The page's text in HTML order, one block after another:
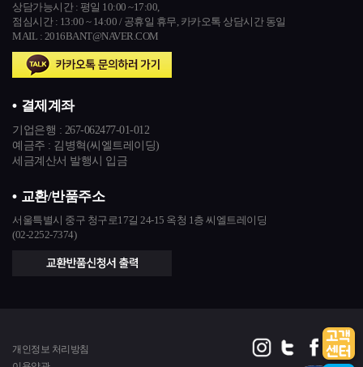
상담가능시간 : 평일 10:00 ~17:00,
점심시간 : 13:00 ~ 14:00 / 공휴일 휴무, 카카오톡 상담시간 동일
MAIL : 2016BANT@NAVER.COM
결제계좌
기업은행 : 267-062477-01-012
예금주 : 김병혁(씨엘트레이딩)
세금계산서 발행시 입금
교환/반품주소
서울특별시 중구 청구로17길 24-15 옥청 1층 씨엘트레이딩
(02-2252-7374)
개인정보 처리방침